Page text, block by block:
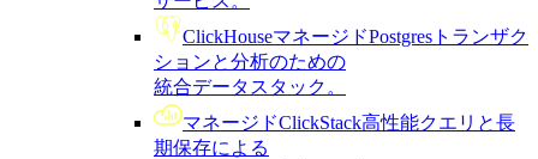
ClickHouseマネージドPostgres トランザク
ションと分析のための
統合データスタック。
マネージドClickStack高性能クエリと長
期保存による